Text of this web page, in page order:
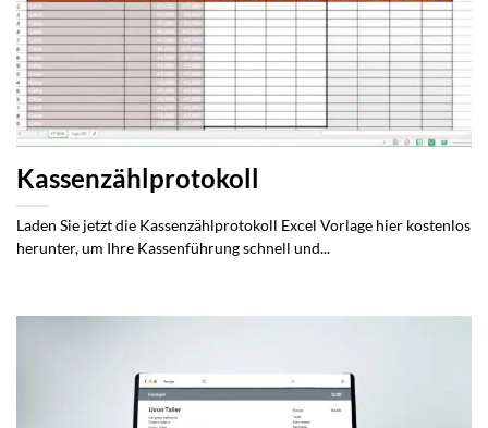
Kassenzählprotokoll
Laden Sie jetzt die Kassenzählprotokoll Excel Vorlage hier kostenlos
herunter, um Ihre Kassenführung schnell und...